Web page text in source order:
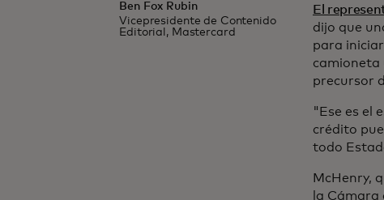
Ben Fox Rubin
Vicepresidente de Contenido
Editorial, Mastercard
El
dijo que
para
camioneta
precursor
"Ese es el
crédito
todo
McHenry,
la